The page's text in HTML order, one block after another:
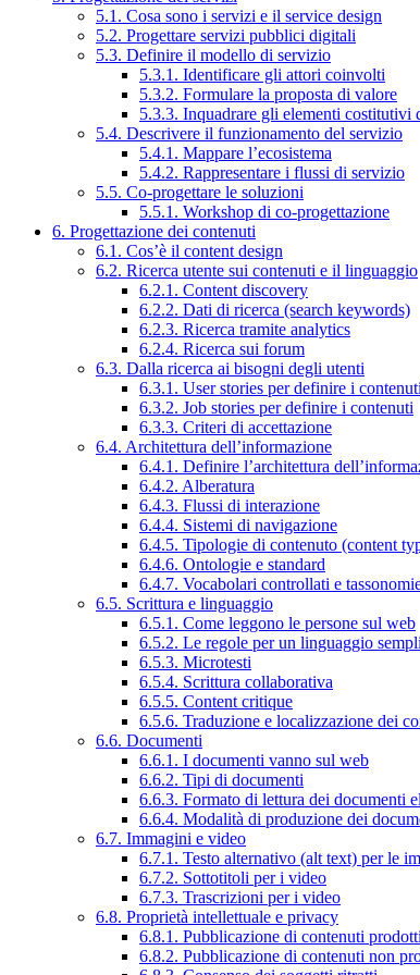
5.1. Cosa sono i servizi e il service design
5.2. Progettare servizi pubblici digitali
5.3. Definire il modello di servizio
5.3.1. Identificare gli attori coinvolti
5.3.2. Formulare la proposta di valore
5.3.3. Inquadrare gli elementi costitutivi
5.4. Descrivere il funzionamento del servizio
5.4.1. Mappare l’ecosistema
5.4.2. Rappresentare i flussi di servizio
5.5. Co-progettare le soluzioni
5.5.1. Workshop di co-progettazione
6. Progettazione dei contenuti
6.1. Cos’è il content design
6.2. Ricerca utente sui contenuti e il linguaggio
6.2.1. Content discovery
6.2.2. Dati di ricerca (search keywords)
6.2.3. Ricerca tramite analytics
6.2.4. Ricerca sui forum
6.3. Dalla ricerca ai bisogni degli utenti
6.3.1. User stories per definire i contenuti
6.3.2. Job stories per definire i contenuti
6.3.3. Criteri di accettazione
6.4. Architettura dell’informazione
6.4.1. Definire l’architettura
6.4.2. Alberatura
6.4.3. Flussi di interazione
6.4.4. Sistemi di navigazione
6.4.5. Tipologie di contenuto (content
6.4.6. Ontologie e standard
6.4.7. Vocabolari controllati e
6.5. Scrittura e linguaggio
6.5.1. Come leggono le persone sul web
6.5.2. Le regole per un linguaggio
6.5.3. Microtesti
6.5.4. Scrittura collaborativa
6.5.5. Content critique
6.5.6. Traduzione e localizzazione dei
6.6. Documenti
6.6.1. I documenti vanno sul web
6.6.2. Tipi di documenti
6.6.3. Formato di lettura dei documenti
6.6.4. Modalità di produzione dei
6.7. Immagini e video
6.7.1. Testo alternativo (alt text) per le
6.7.2. Sottotitoli per i video
6.7.3. Trascrizioni per i video
6.8. Proprietà intellettuale e privacy
6.8.1. Pubblicazione di contenuti
6.8.2. Pubblicazione di contenuti non